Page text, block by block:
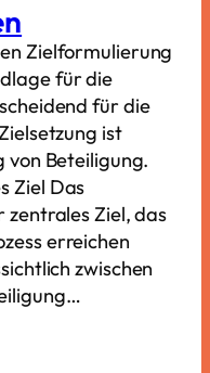
Zielformulierung
für die
für die
ist
von Beteiligung.
Ziel Das
zentrales Ziel, das
erreichen
zwischen